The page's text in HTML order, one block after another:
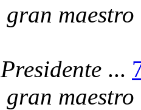
gran
Presidente ...
gran